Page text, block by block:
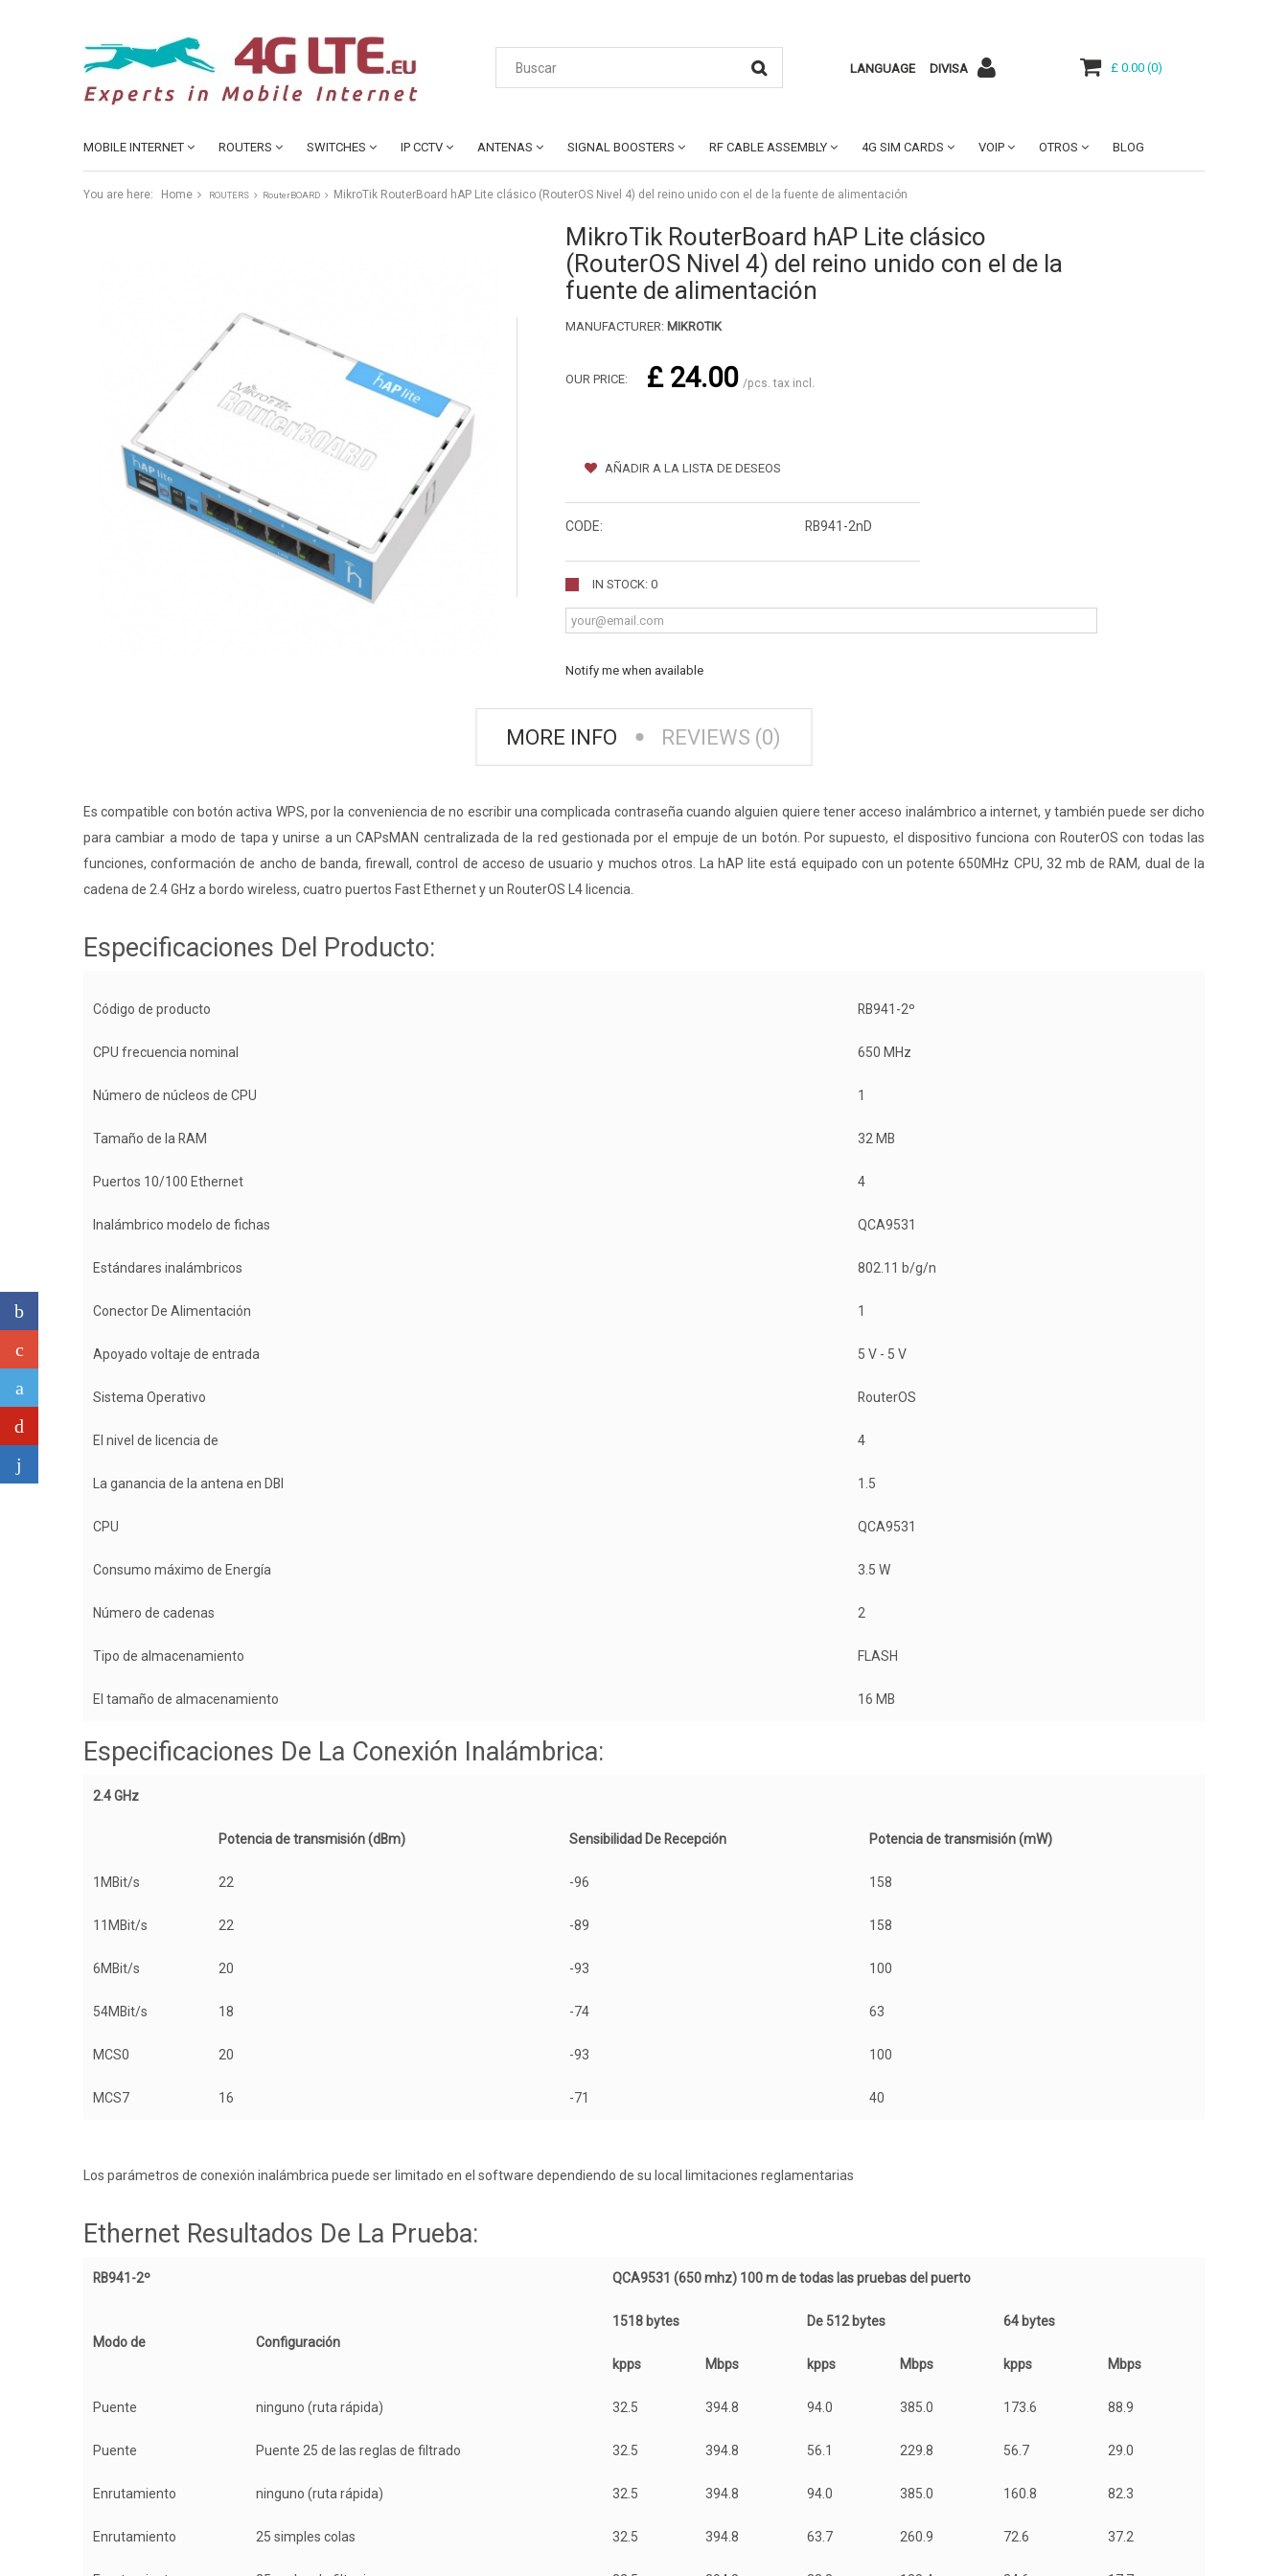
LANGUAGE DIVISA £ 0.00 (0)
MOBILE INTERNET ROUTERS SWITCHES IP CCTV ANTENAS SIGNAL BOOSTERS RF CABLE ASSEMBLY 4G SIM CARDS VOIP OTROS BLOG
You are here: Home ROUTERS RouterBOARD MikroTik RouterBoard hAP Lite clásico (RouterOS Nivel 4) del reino unido con el de la fuente de alimentación
MikroTik RouterBoard hAP Lite clásico
(RouterOS Nivel 4) del reino unido con el de la
fuente de alimentación
MANUFACTURER: MIKROTIK
OUR PRICE: £ 24.00 /pcs. tax incl.
AÑADIR A LA LISTA DE DESEOS
CODE: RB941-2nD
IN STOCK: 0
Notify me when available
MORE INFO REVIEWS (0)
Es compatible con botón activa WPS, por la conveniencia de no escribir una complicada contraseña cuando alguien quiere tener acceso inalámbrico a internet, y también puede ser dicho
para cambiar a modo de tapa y unirse a un CAPsMAN centralizada de la red gestionada por el empuje de un botón. Por supuesto, el dispositivo funciona con RouterOS con todas las
funciones, conformación de ancho de banda, firewall, control de acceso de usuario y muchos otros. La hAP lite está equipado con un potente 650MHz CPU, 32 mb de RAM, dual de la
cadena de 2.4 GHz a bordo wireless, cuatro puertos Fast Ethernet y un RouterOS L4 licencia.
Especificaciones Del Producto:
Código de producto RB941-2º
CPU frecuencia nominal 650 MHz
Número de núcleos de CPU 1
Tamaño de la RAM 32 MB
Puertos 10/100 Ethernet 4
Inalámbrico modelo de fichas QCA9531
Estándares inalámbricos 802.11 b/g/n
Conector De Alimentación 1
Apoyado voltaje de entrada 5 V - 5 V
Sistema Operativo RouterOS
El nivel de licencia de 4
La ganancia de la antena en DBI 1.5
CPU QCA9531
Consumo máximo de Energía 3.5 W
Número de cadenas 2
Tipo de almacenamiento FLASH
El tamaño de almacenamiento 16 MB
Especificaciones De La Conexión Inalámbrica:
2.4 GHz
Potencia de transmisión (dBm) Sensibilidad De Recepción Potencia de transmisión (mW)
1MBit/s 22 -96 158
11MBit/s 22 -89 158
6MBit/s 20 -93 100
54MBit/s 18 -74 63
MCS0 20 -93 100
MCS7 16 -71 40
Los parámetros de conexión inalámbrica puede ser limitado en el software dependiendo de su local limitaciones reglamentarias
Ethernet Resultados De La Prueba:
RB941-2º QCA9531 (650 mhz) 100 m de todas las pruebas del puerto
Modo de Configuración
1518 bytes De 512 bytes 64 bytes
kpps Mbps kpps Mbps kpps Mbps
Puente ninguno (ruta rápida) 32.5 394.8 94.0 385.0 173.6 88.9
Puente Puente 25 de las reglas de filtrado 32.5 394.8 56.1 229.8 56.7 29.0
Enrutamiento ninguno (ruta rápida) 32.5 394.8 94.0 385.0 160.8 82.3
Enrutamiento 25 simples colas 32.5 394.8 63.7 260.9 72.6 37.2